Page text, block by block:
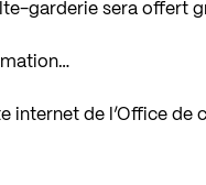
garderie sera offert
internet de l’Office